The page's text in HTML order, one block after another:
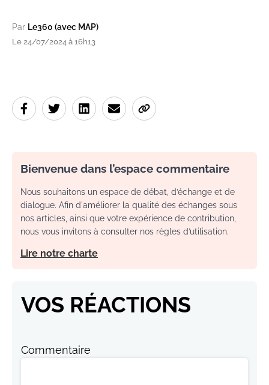
Par Le360 (avec MAP)
Le 24/07/2024 à 16h13
Bienvenue dans l’espace commentaire
Nous souhaitons un espace de débat, d’échange et de
dialogue. Afin d'améliorer la qualité des échanges sous
nos articles, ainsi que votre expérience de contribution,
nous vous invitons à consulter nos règles d’utilisation.
Lire notre charte
VOS RÉACTIONS
Commentaire